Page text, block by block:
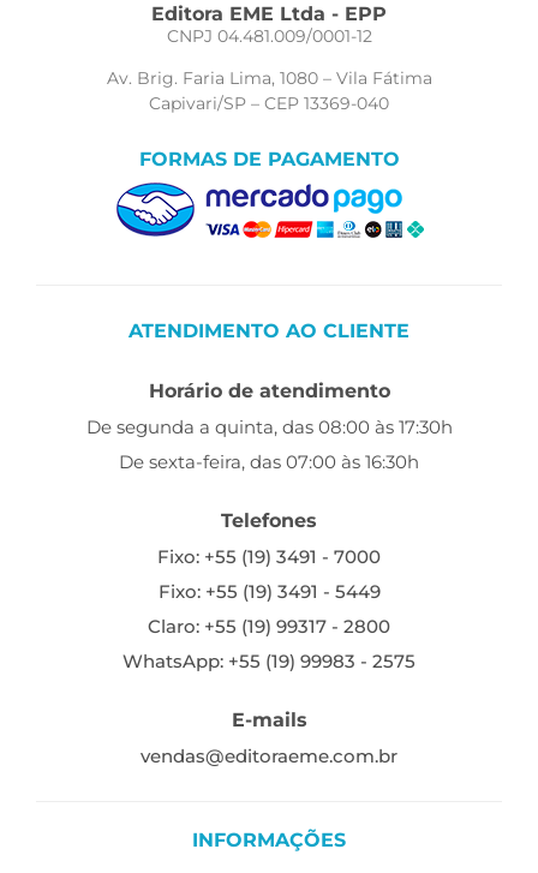
Editora EME Ltda - EPP
CNPJ 04.481.009/0001-12
Av. Brig. Faria Lima, 1080 – Vila Fátima
Capivari/SP – CEP 13369-040
FORMAS DE PAGAMENTO
ATENDIMENTO AO CLIENTE
Horário de atendimento
De segunda a quinta, das 08:00 às 17:30h
De sexta-feira, das 07:00 às 16:30h
Telefones
Fixo: +55 (19) 3491 - 7000
Fixo: +55 (19) 3491 - 5449
Claro: +55 (19) 99317 - 2800
WhatsApp: +55 (19) 99983 - 2575
E-mails
vendas@editoraeme.com.br
INFORMAÇÕES